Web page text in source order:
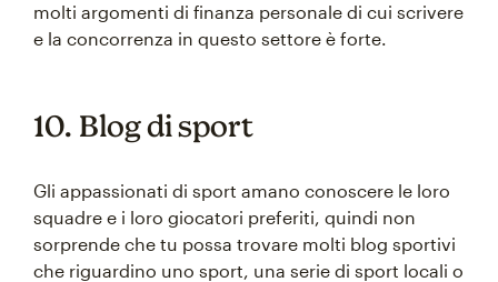
molti argomenti di finanza personale di cui scrivere
e la concorrenza in questo settore è forte.
10. Blog di sport
Gli appassionati di sport amano conoscere le loro
squadre e i loro giocatori preferiti, quindi non
sorprende che tu possa trovare molti blog sportivi
che riguardino uno sport, una serie di sport locali o